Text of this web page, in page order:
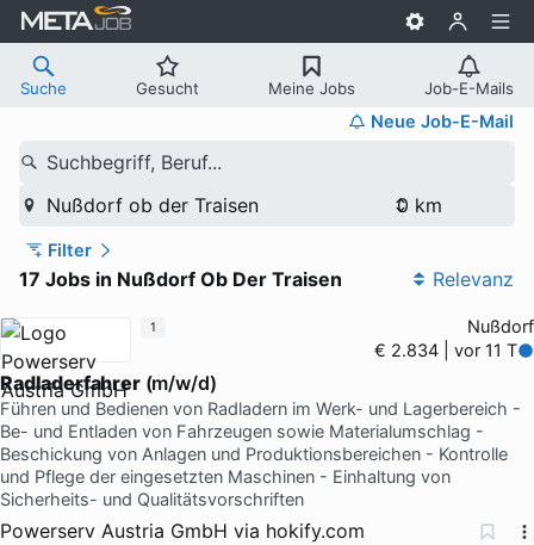
Suche Gesucht Meine Jobs Job-E-Mails
Neue Job-E-Mail
Suchbegriff, Beruf...
Nußdorf ob der Traisen
Filter
17 Jobs in Nußdorf Ob Der Traisen Relevanz
Nußdorf
€ 2.834 | vor 11 T
Radladerfahrer(m/w/d)
Führen und Bedienen von Radladern im Werk- und Lagerbereich -
Be- und Entladen von Fahrzeugen sowie Materialumschlag -
Beschickung von Anlagen und Produktionsbereichen - Kontrolle
und Pflege der eingesetzten Maschinen - Einhaltung von
Sicherheits- und Qualitätsvorschriften
Powerserv Austria GmbH via hokify.com
1